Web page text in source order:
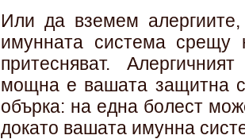
Или да вземем
имунната система
притесняват.
мощна е вашата защитна
обърка: на една болест
докато вашата имунна